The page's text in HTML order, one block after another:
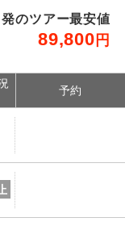
発のツアー最安値
89,800 円
予約